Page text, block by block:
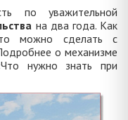
по уважительной
на два года. Как
можно сделать с
о механизме
нужно знать при